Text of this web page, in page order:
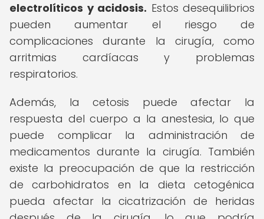
electrolíticos y acidosis. Estos desequilibrios
pueden aumentar el riesgo de
complicaciones durante la cirugía, como
arritmias cardíacas y problemas
respiratorios.
Además, la cetosis puede afectar la
respuesta del cuerpo a la anestesia, lo que
puede complicar la administración de
medicamentos durante la cirugía. También
existe la preocupación de que la restricción
de carbohidratos en la dieta cetogénica
pueda afectar la cicatrización de heridas